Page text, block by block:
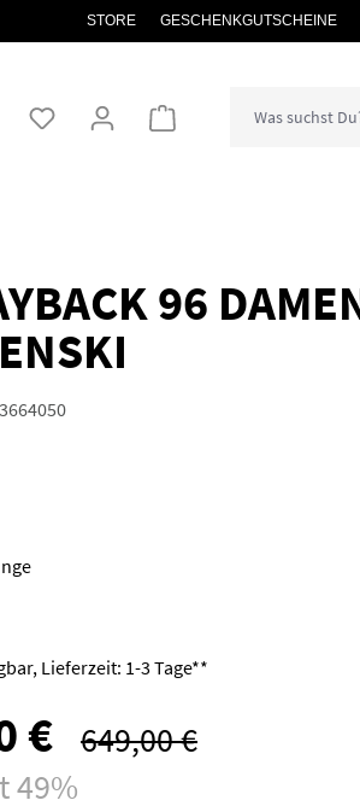
STORE GESCHENKGUTSCHEINE
Warenkorb enthält 0
96
Lieferzeit: 1-3 Tage**
€ Regulärer Preis:
649,00 €
49%